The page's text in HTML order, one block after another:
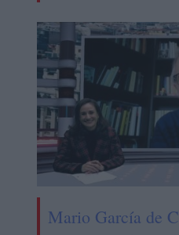
Mario García de